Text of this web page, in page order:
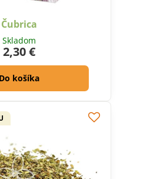
Čubrica
Skladom
2,30 €
Do košíka